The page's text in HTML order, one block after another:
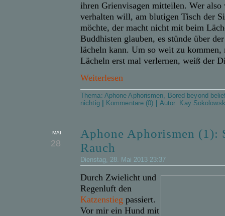
ihren Grienvisagen mitteilen. Wer also
verhalten will, am blutigen Tisch der
möchte, der macht nicht mit beim
Buddhisten glauben, es stünde über
lächeln kann. Um so weit zu
Lächeln erst mal verlernen, weiß der
Weiterlesen
Thema: Aphone Aphorismen, Bored beyond
nichtig
Kommentare (0) Autor: Kay
MAI
28
Aphone Aphorismen (1):
Rauch
Dienstag, 28. Mai 2013 23:37
Durch Zwielicht und
Regenluft den
Katzenstieg passiert.
Vor mir ein Hund mit